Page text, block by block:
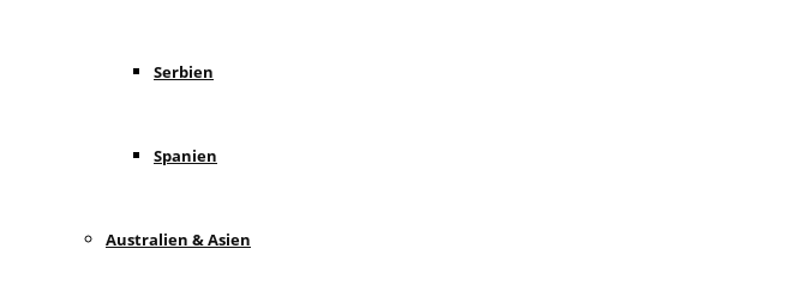
Serbien
Spanien
Australien & Asien